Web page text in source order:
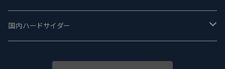
志賀高原ビール - SIGAKOGEN
FirestoneWalker ファイアストーン
The Flying Inn / ザ フライイング イン
TAIHU - タイフー
CO-CONSPIRATORS コ・コンスピレーターズ
Westbrook ウェストブルック
Karmeliten カーメリテン
国内ハードサイダー